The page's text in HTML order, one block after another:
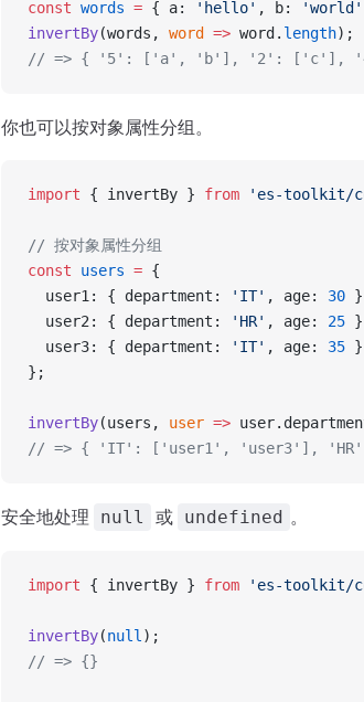
const words = { a: 'hello' , b: 'world'
invertBy(words, word => word. length);
// => { '5': ['a', 'b'], '2': ['c'],
你也可以按对象属性分组。
import { invertBy } from 'es-toolkit/
// 按对象属性分组
const users = {
  user1: { department:
'IT' , age: 30
  user2: { department:
'HR' , age: 25
  user3: { department:
'IT' , age: 35
};
invertBy(users, user =>
// => { 'IT': ['user1', 'user3'],
安全地处理 null 或 undefined 。
import { invertBy } from 'es-toolkit/
invertBy(null );
// => {}